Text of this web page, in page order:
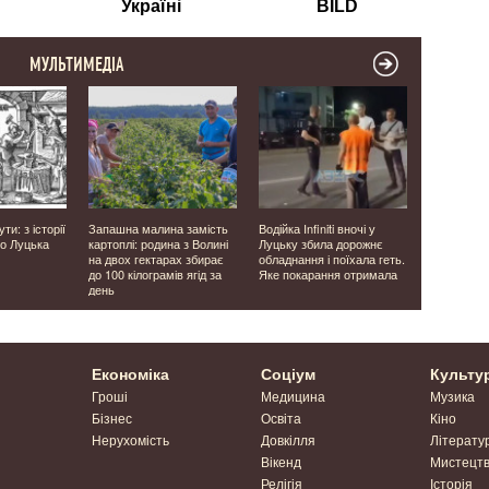
МУЛЬТИМЕДІА
з історії
Луцька
Запашна малина замість
картоплі: родина з Волині
на двох гектарах збирає
до 100 кілограмів ягід за
день
Водійка Infiniti вночі у
Луцьку збила дорожнє
обладнання і поїхала геть.
Яке покарання отримала
Економіка
Гроші
Бізнес
Нерухомість
Соціум
Медицина
Освіта
Довкілля
Вікенд
Релігія
Музика
Кіно
Історія